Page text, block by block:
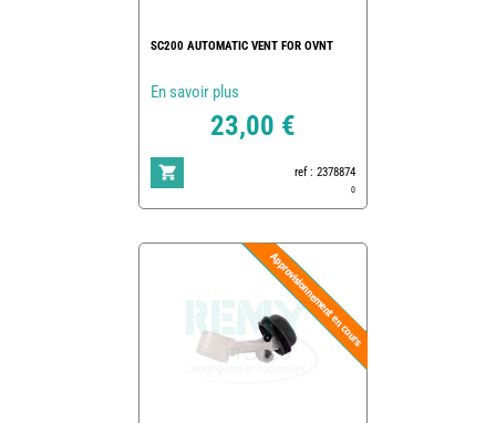
SC200 AUTOMATIC VENT FOR OVNT
En savoir plus
23,00 €
ref : 2378874
0